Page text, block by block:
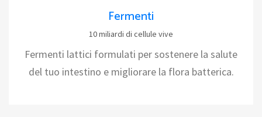
Fermenti
10 miliardi di cellule vive
Fermenti lattici formulati per sostenere la salute
del tuo intestino e migliorare la flora batterica.